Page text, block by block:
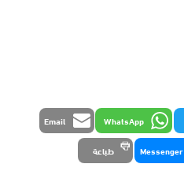
WhatsApp
Email
Messenger طباعة